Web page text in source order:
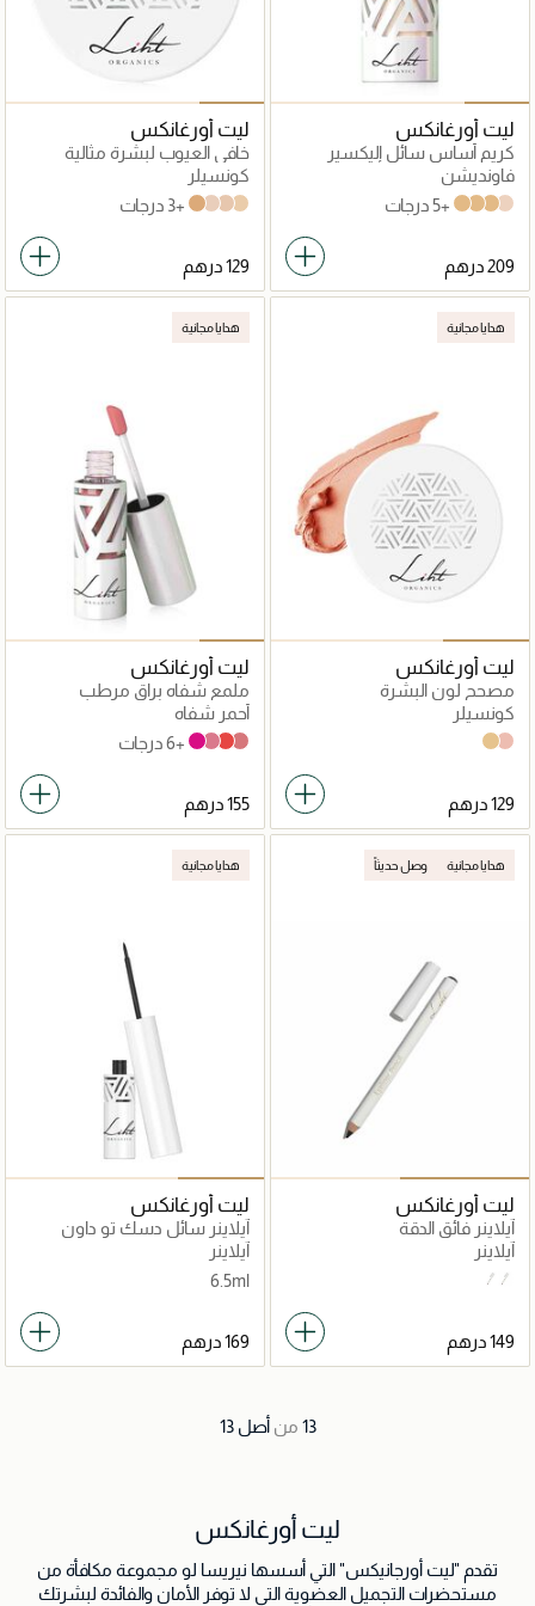
ليت أورغانكس
كريم أساس سائل إليكسير
لبشرة شابة
فاونديشن
YF01 Divine
YF03 Pure
YF04 Mesmerize
YF05 Luminous
+5 درجات
ليت أورغانكس
خافي العيوب لبشرة مثالية
كونسيلر
FC03 Picturesque
FC04 Magic
FC05 Precision
FC07 Allure
+3 درجات
هدايا مجانية
ليت أورغانكس
مصحح لون البشرة
كونسيلر
CC01 Pristine
CC02 Immaculate
هدايا مجانية
ليت أورغانكس
ملمع شفاه براق مرطب
أحمر شفاه
LG01 Berry Shimmer
LG02 Grapefruit Sorbet
LG03 Pink Macaron
LG04 Pink Cupcake
+6 درجات
هدايا مجانية وصل حديثاً
ليت أورغانكس
آيلاينر فائق الدقة
آيلاينر
Black Diamond
Brown Obsidian
هدايا مجانية
ليت أورغانكس
آيلاينر سائل دسك تو داون
آيلاينر
6.5ml
13 من أصل 13
ليت أورغانكس
تقدم "ليت أورجانيكس" التي أسسها نيريسا لو مجموعة مكافأة من
مستحضرات التجميل العضوية التي لا توفر الأمان والفائدة لبشرتك